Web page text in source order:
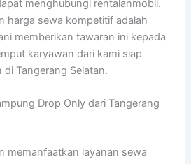
menghubungi rentalanmobil.
harga sewa kompetitif adalah
memberikan tawaran ini kepada
karyawan dari kami siap
Tangerang Selatan.
Drop Only dari Tangerang
memanfaatkan layanan sewa